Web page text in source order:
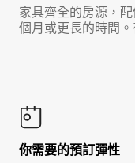
家具齊全的房源，
個月或更長的時間
你需要的預訂彈性